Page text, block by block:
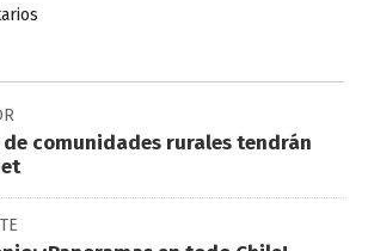
comunidades rurales tendrán